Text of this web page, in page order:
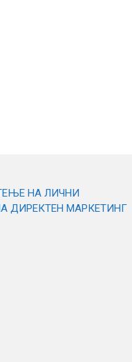
НА ЛИЧНИ
ДИРЕКТЕН МАРКЕТИНГ